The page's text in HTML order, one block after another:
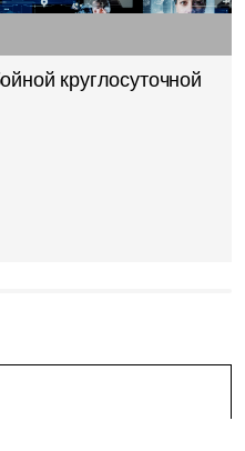
круглосуточной